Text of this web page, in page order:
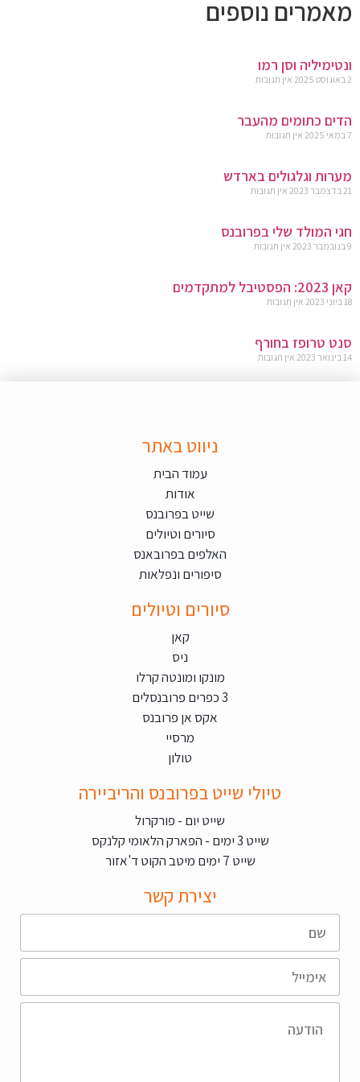
מאמרים נוספים
ונטימיליה וסן רמו
2 באוגוסט 2025 אין תגובות
הדים כתומים מהעבר
7 במאי 2025 אין תגובות
מערות וגלגולים בארדש
21 בדצמבר 2023 אין תגובות
חגי המולד שלי בפרובנס
9 בנובמבר 2023 אין תגובות
קאן 2023: הפסטיבל למתקדמים
18 ביוני 2023 אין תגובות
סנט טרופז בחורף
14 בינואר 2023 אין תגובות
ניווט באתר
עמוד הבית
אודות
שייט בפרובנס
סיורים וטיולים
האלפים בפרובאנס
סיפורים ונפלאות
סיורים וטיולים
קאן
ניס
מונקו ומונטה קרלו
3 כפרים פרובנסלים
אקס אן פרובנס
מרסיי
טולון
טיולי שייט בפרובנס והריביירה
שייט יום - פורקרול
שייט 3 ימים - הפארק הלאומי קלנקס
שייט 7 ימים מיטב הקוט ד'אזור
יצירת קשר